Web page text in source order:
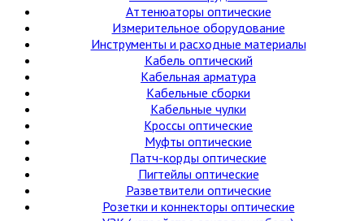
Аттенюаторы оптические
Измерительное оборудование
Инструменты и расходные материалы
Кабель оптический
Кабельная арматура
Кабельные сборки
Кабельные чулки
Кроссы оптические
Муфты оптические
Патч-корды оптические
Пигтейлы оптические
Разветвители оптические
Розетки и коннекторы оптические